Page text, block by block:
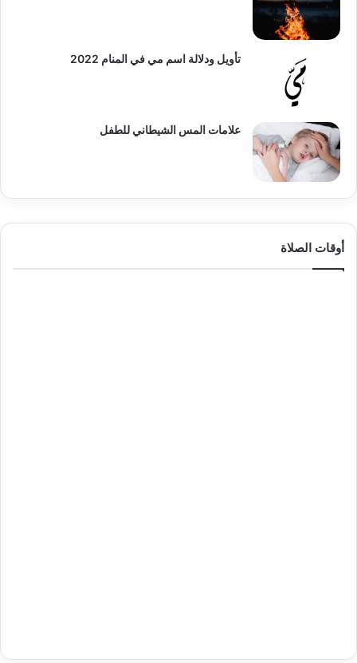
تأويل ودلالة اسم مي في المنام 2022
علامات المس الشيطاني للطفل
أوقات الصلاة